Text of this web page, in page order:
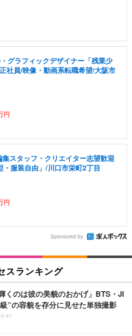
グラフィックデザイナー「残業少
社員/映像・動画系転職希望/大阪市
円
集スタッフ・クリエイター志望歓迎
・服装自由」/川口市栄町2丁目
円
Sponsored by
スランキング
くのは彼の美貌のおかげ」BTS・JI
”の容貌を存分に見せた単独撮影